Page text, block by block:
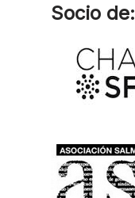
Socio de: